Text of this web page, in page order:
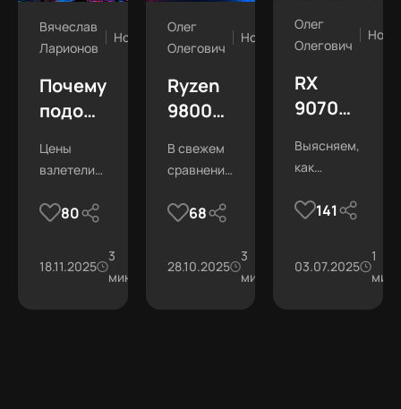
Вячеслав
Ларионов
Новости
Почему
подорожала
память
году
Цены
взлетели
виноват и
80
18.11.2025
3
мин
111.5К
Олег
Олегович
Новости
Ryzen
9800X3D
7800X3D:
в
свежих
картина
неоднозначная
В свежем
сравнении
выглядит
выбором.
68
28.10.2025
3
мин
55.1К
Олег
Олегович
RX
9070
RTX
Ti: что
за 4
Выясняем,
как
быстродействие
RTX 5070
141
03.07.2025
1
мин